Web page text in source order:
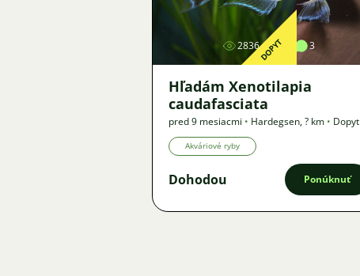
2836 3
DOPYT
Hľadám Xenotilapia
caudafasciata
pred 9 mesiacmi • Hardegsen,? km • Dopyt
Akváriové ryby
Dohodou Ponúknuť